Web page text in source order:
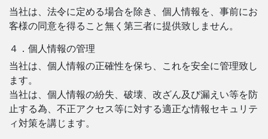
当社は、法令に定める場合を除き、個人情報を、事前にお
客様の同意を得ること無く第三者に提供致しません。
４．個人情報の管理
当社は、個人情報の正確性を保ち、これを安全に管理致し
ます。
当社は、個人情報の紛失、破壊、改ざん及び漏えい等を防
止する為、不正アクセス等に対する適正な情報セキュリテ
ィ対策を講じます。